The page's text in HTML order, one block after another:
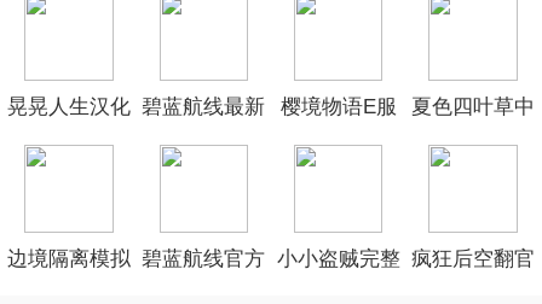
晃晃人生汉化 碧蓝航线最新
樱境物语E服
夏色四叶草中
边境隔离模拟 碧蓝航线官方 小小盗贼完整 疯狂后空翻官